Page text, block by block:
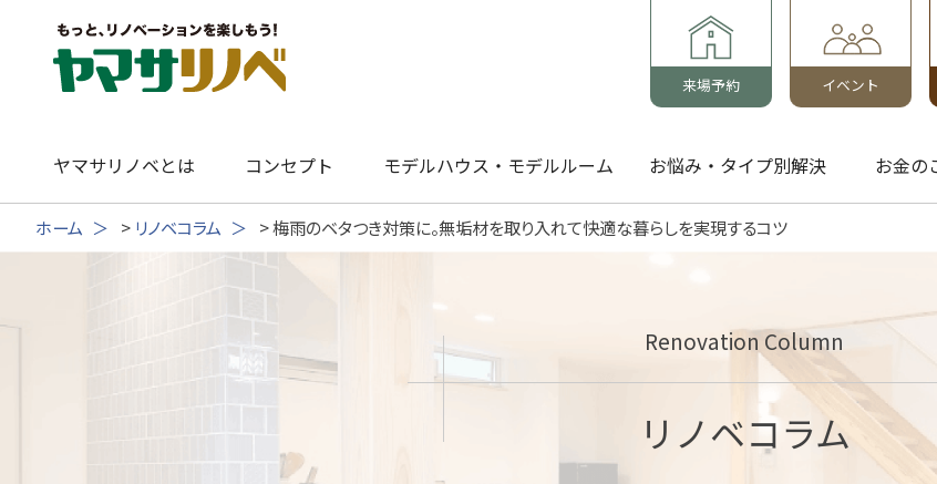
content
来場予約 イベント
ヤマサリノベとは コンセプト モデルハウス・モデルルーム お悩み・タイプ別解決 お金の
ホーム > リノベコラム >梅雨のベタつき対策に。無垢材を取り入れて快適な暮らしを実現するコツ
Renovation Column
リノベコラム